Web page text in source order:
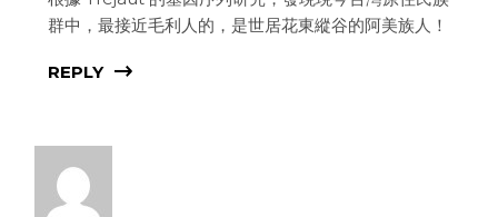
群中，最接近毛利人的，是世居花東縱谷的阿美族人！
REPLY